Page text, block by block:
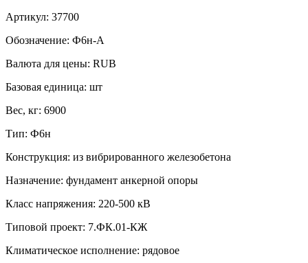
Артикул: 37700
Обозначение: Ф6н-А
Валюта для цены: RUB
Базовая единица: шт
Вес, кг: 6900
Тип: Ф6н
Конструкция: из вибрированного железобетона
Назначение: фундамент анкерной опоры
Класс напряжения: 220-500 кВ
Типовой проект: 7.ФК.01-КЖ
Климатическое исполнение: рядовое